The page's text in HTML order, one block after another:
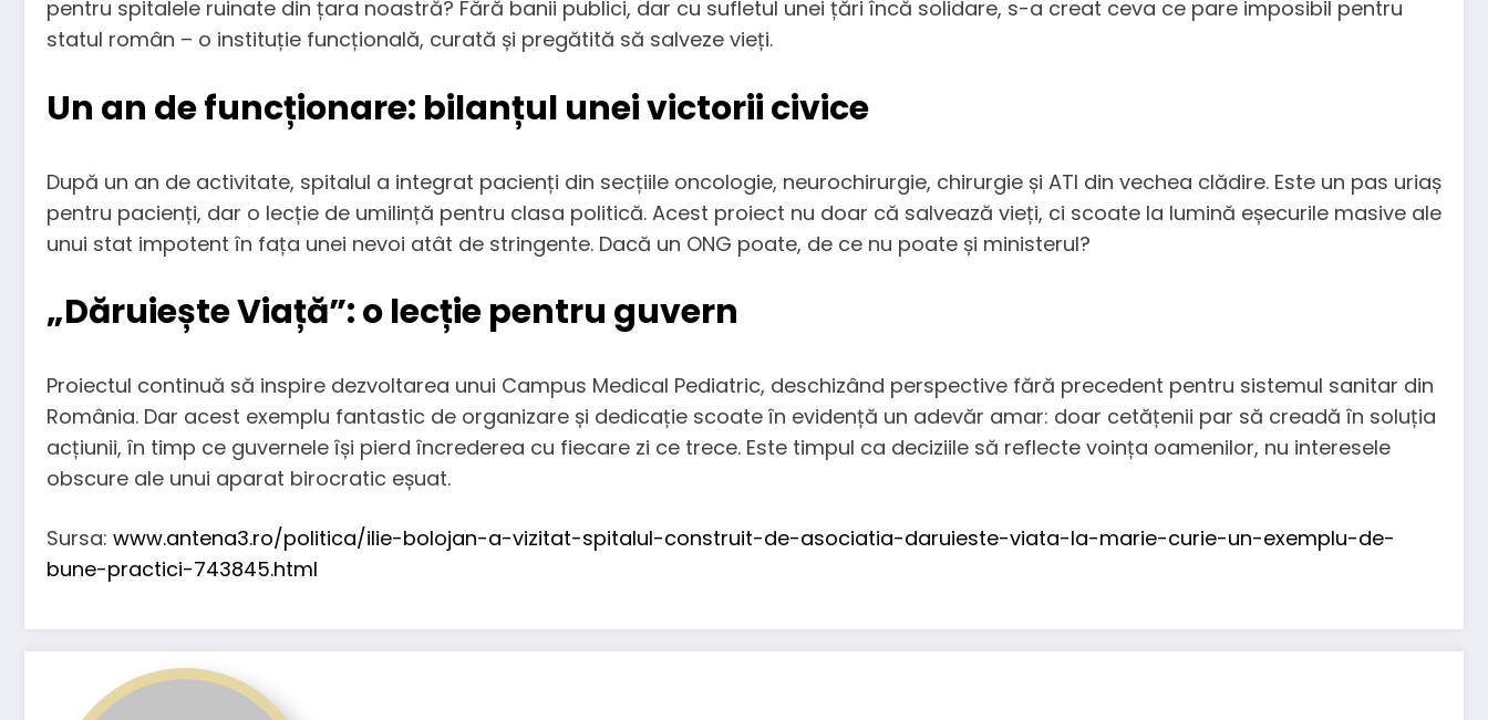
pentru spitalele ruinate din țara noastră? Fără banii publici, dar cu sufletul unei țări încă solidare, s-a creat ceva ce pare imposibil pentru
statul român – o instituție funcțională, curată și pregătită să salveze vieți.
Un an de funcționare: bilanțul unei victorii civice
După un an de activitate, spitalul a integrat pacienți din secțiile oncologie, neurochirurgie, chirurgie și ATI din vechea clădire. Este un pas uriaș
pentru pacienți, dar o lecție de umilință pentru clasa politică. Acest proiect nu doar că salvează vieți, ci scoate la lumină eșecurile masive ale
unui stat impotent în fața unei nevoi atât de stringente. Dacă un ONG poate, de ce nu poate și ministerul?
„Dăruiește Viață”: o lecție pentru guvern
Proiectul continuă să inspire dezvoltarea unui Campus Medical Pediatric, deschizând perspective fără precedent pentru sistemul sanitar din
România. Dar acest exemplu fantastic de organizare și dedicație scoate în evidență un adevăr amar: doar cetățenii par să creadă în soluția
acțiunii, în timp ce guvernele își pierd încrederea cu fiecare zi ce trece. Este timpul ca deciziile să reflecte voința oamenilor, nu interesele
obscure ale unui aparat birocratic eșuat.
Sursa: www.antena3.ro/politica/ilie-bolojan-a-vizitat-spitalul-construit-de-asociatia-daruieste-viata-la-marie-curie-un-exemplu-de-
bune-practici-743845.html